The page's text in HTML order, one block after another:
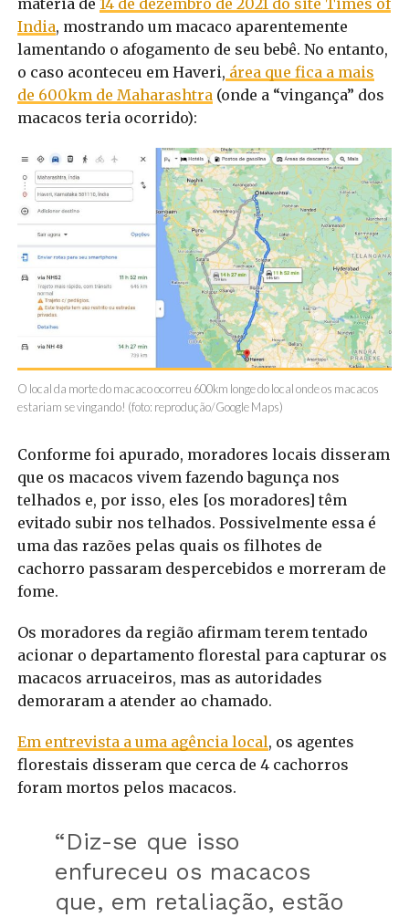
India, mostrando um macaco aparentemente
lamentando o afogamento de seu bebê. No entanto,
o caso aconteceu em Haveri, área que fica a mais
de 600km de Maharashtra (onde a “vingança” dos
macacos teria ocorrido):
O local da morte do macaco ocorreu 600km longe do local onde os macacos
estariam se vingando! (foto: reprodução/Google Maps)
Conforme foi apurado, moradores locais disseram
que os macacos vivem fazendo bagunça nos
telhados e, por isso, eles [os moradores] têm
evitado subir nos telhados. Possivelmente essa é
uma das razões pelas quais os filhotes de
cachorro passaram despercebidos e morreram de
fome.
Os moradores da região afirmam terem tentado
acionar o departamento florestal para capturar os
macacos arruaceiros, mas as autoridades
demoraram a atender ao chamado.
Em entrevista a uma agência local, os agentes
florestais disseram que cerca de 4 cachorros
foram mortos pelos macacos.
“Diz-se que isso
enfureceu os macacos
que, em retaliação, estão